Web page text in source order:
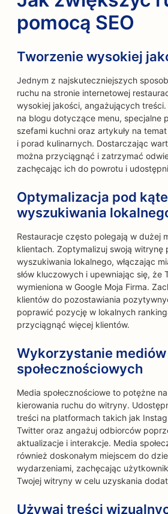
pomocą SEO
Tworzenie wysokiej
Jednym z najskuteczniejszych
ruchu na stronie internetowej
wysokiej jakości, angażujących
na blogu dotyczące menu, specjalne
szefami kuchni oraz artykuły na
i porad kulinarnych. Dostarczając
można przyciągnąć i zatrzymać
zachęcając ich do powrotu i
Optymalizacja pod
wyszukiwania
Restauracje często polegają w dużej
klientach. Zoptymalizuj swoją witrynę
wyszukiwania lokalnego, włączając
słów kluczowych i upewniając się, że
wymieniona w Google Moja Firma.
klientów do pozostawiania
poprawić pozycję w lokalnych
przyciągnąć więcej klientów.
Wykorzystanie mediów
społecznościowych
Media społecznościowe to potężne
kierowania ruchu do witryny.
treści na platformach takich jak
Twitter oraz angażuj odbiorców
aktualizacje i interakcje. Media
również doskonałym miejscem do
wydarzeniami, zachęcając
Twojej witryny w celu uzyskania
Używaj treści